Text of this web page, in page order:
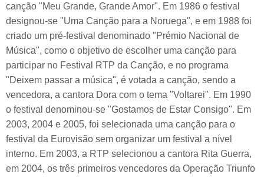
canção "Meu Grande, Grande Amor". Em 1986 o festival
designou-se "Uma Canção para a Noruega", e em 1988 foi
criado um pré-festival denominado "Prémio Nacional de
Música", como o objetivo de escolher uma canção para
participar no Festival RTP da Canção, e no programa
"Deixem passar a música", é votada a canção, sendo a
vencedora, a cantora Dora com o tema "Voltarei". Em 1990
o festival denominou-se "Gostamos de Estar Consigo". Em
2003, 2004 e 2005, foi selecionada uma canção para o
festival da Eurovisão sem organizar um festival a nível
interno. Em 2003, a RTP selecionou a cantora Rita Guerra,
em 2004, os três primeiros vencedores da Operação Triunfo